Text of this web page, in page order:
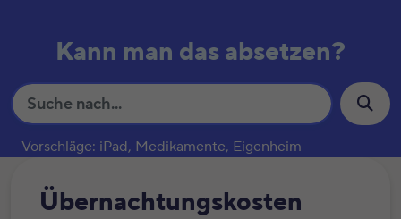
Kann man das absetzen?
S
u
h
Vorschläge: iPad, Medikamente, Eigenheim
Übernachtungskosten